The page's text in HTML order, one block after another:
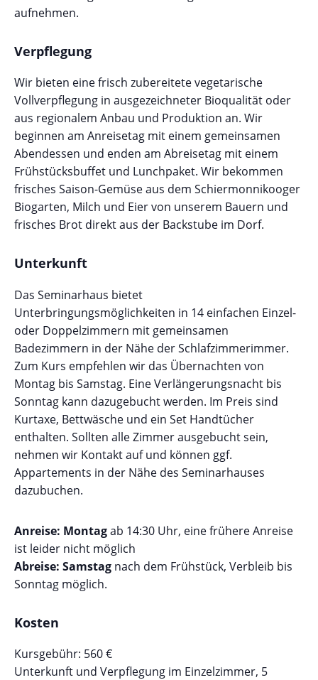
aufnehmen.
Verpflegung
Wir bieten eine frisch zubereitete vegetarische
Vollverpflegung in ausgezeichneter Bioqualität oder
aus regionalem Anbau und Produktion an. Wir
beginnen am Anreisetag mit einem gemeinsamen
Abendessen und enden am Abreisetag mit einem
Frühstücksbuffet und Lunchpaket. Wir bekommen
frisches Saison-Gemüse aus dem Schiermonnikooger
Biogarten, Milch und Eier von unserem Bauern und
frisches Brot direkt aus der Backstube im Dorf.
Unterkunft
Das Seminarhaus bietet
Unterbringungsmöglichkeiten in 14 einfachen Einzel-
oder Doppelzimmern mit gemeinsamen
Badezimmern in der Nähe der Schlafzimmerimmer.
Zum Kurs empfehlen wir das Übernachten von
Montag bis Samstag. Eine Verlängerungsnacht bis
Sonntag kann dazugebucht werden. Im Preis sind
Kurtaxe, Bettwäsche und ein Set Handtücher
enthalten. Sollten alle Zimmer ausgebucht sein,
nehmen wir Kontakt auf und können ggf.
Appartements in der Nähe des Seminarhauses
dazubuchen.
Anreise: Montagab 14:30 Uhr, eine frühere Anreise
ist leider nicht möglich
Abreise: Samstag nach dem Frühstück, Verbleib bis
Sonntag möglich.
Kosten
Kursgebühr: 560 €
Unterkunft und Verpflegung im Einzelzimmer, 5